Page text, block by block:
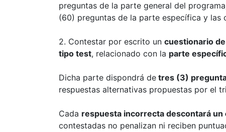
preguntas de la parte general del
(60) preguntas de la parte específica y las
2. Contestar por escrito un cuestionario
tipo test, relacionado con la parte
Dicha parte dispondrá de tres (3)
respuestas alternativas propuestas por el
Cada respuesta incorrecta descontará
contestadas no penalizan ni reciben